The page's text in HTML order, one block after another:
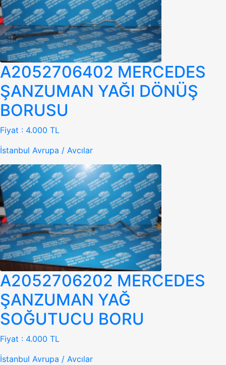
A2052706402 MERCEDES
ŞANZUMAN YAĞI DÖNÜŞ
BORUSU
Fiyat : 4.000 TL
İstanbul Avrupa / Avcılar
A2052706202 MERCEDES
ŞANZUMAN YAĞ
SOĞUTUCU BORU
Fiyat : 4.000 TL
İstanbul Avrupa / Avcılar